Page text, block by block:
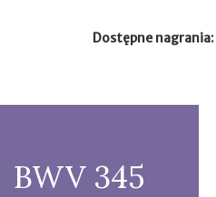
Dostępne nagrania:
BWV 345